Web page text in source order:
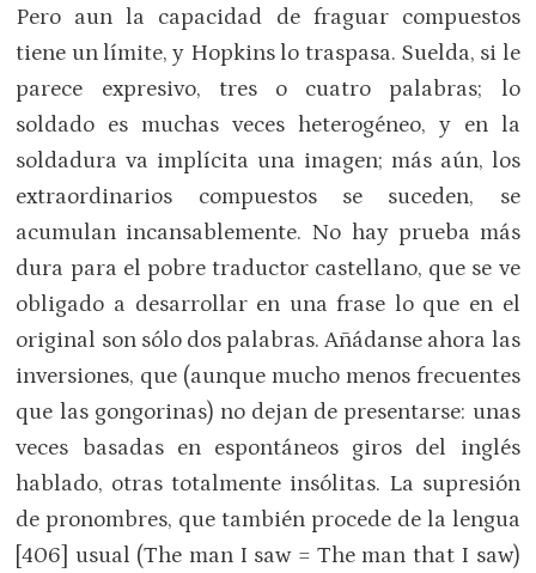
Pero aun la capacidad de fraguar compuestos
tiene un límite, y Hopkins lo traspasa. Suelda, si le
parece expresivo, tres o cuatro palabras; lo
soldado es muchas veces heterogéneo, y en la
soldadura va implícita una imagen; más aún, los
extraordinarios compuestos se suceden, se
acumulan incansablemente. No hay prueba más
dura para el pobre traductor castellano, que se ve
obligado a desarrollar en una frase lo que en el
original son sólo dos palabras. Añádanse ahora las
inversiones, que (aunque mucho menos frecuentes
que las gongorinas) no dejan de presentarse: unas
veces basadas en espontáneos giros del inglés
hablado, otras totalmente insólitas. La supresión
de pronombres, que también procede de la lengua
[406] usual (The man I saw = The man that I saw)